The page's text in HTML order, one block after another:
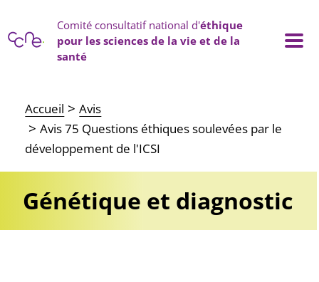
Comité consultatif national d'éthique
pour les sciences de la vie et de la
santé
Main navigation
Accueil
Avis
Avis 75 Questions éthiques soulevées par le
développement de l'ICSI
Génétique et diagnostic